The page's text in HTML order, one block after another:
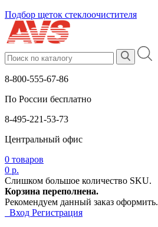
Подбор щеток стеклоочистителя
8-800-555-67-86
По России бесплатно
8-495-221-53-73
Центральный офис
0 товаров
0 р.
Слишком большое количество SKU.
Корзина переполнена.
Рекомендуем данный заказ оформить.
Вход Регистрация